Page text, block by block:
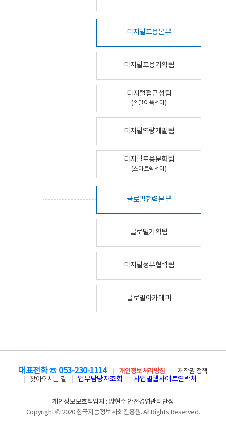
디지털포용본부
디지털포용기획팀
디지털접근성팀
(손말이음센터)
디지털역량개발팀
디지털포용문화팀
(스마트쉼센터)
글로벌협력본부
글로벌기획팀
디지털정부협력팀
글로벌아카데미
대표전화 ☏ 053-230-1114 개인정보처리방침
저작권 정책
찾아오시는 길
업무담당자조회 사업별웹사이트연락처
개인정보보호책임자 : 양현수 안전경영관리단장
Copyright © 2020 한국지능정보사회진흥원. All Rights Reserved.